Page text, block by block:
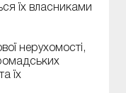
їх власниками
нерухомості,
їх